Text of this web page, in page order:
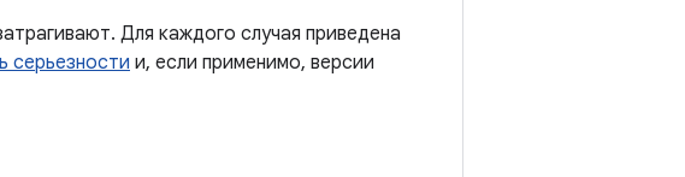
Для каждого случая приведена
серьезности и, если применимо, версии